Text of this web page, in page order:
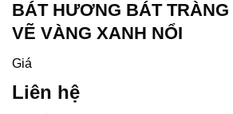
BÁT HƯƠNG BÁT TRÀNG
VẼ VÀNG XANH NỔI
Giá
Liên hệ